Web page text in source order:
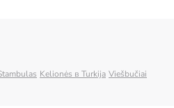
Kelionės в Turkija Viešbučiai